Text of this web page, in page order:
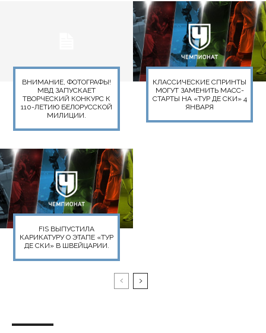
ВНИМАНИЕ, ФОТОГРАФЫ!
МВД ЗАПУСКАЕТ
ТВОРЧЕСКИЙ КОНКУРС К
110-ЛЕТИЮ БЕЛОРУССКОЙ
МИЛИЦИИ.
КЛАССИЧЕСКИЕ СПРИНТЫ
МОГУТ ЗАМЕНИТЬ МАСС-
СТАРТЫ НА «ТУР ДЕ СКИ» 4
ЯНВАРЯ
FIS ВЫПУСТИЛА
КАРИКАТУРУ О ЭТАПЕ «ТУР
ДЕ СКИ» В ШВЕЙЦАРИИ.